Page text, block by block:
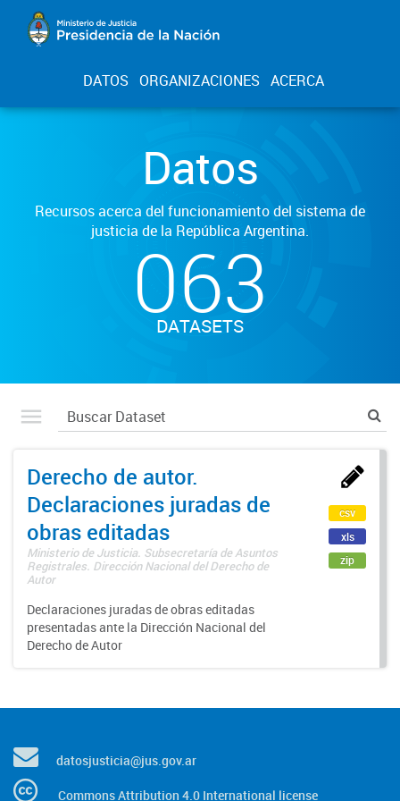
DATOS ORGANIZACIONES ACERCA
Datos
Recursos acerca del funcionamiento del sistema de
justicia de la República Argentina.
063
DATASETS
Derecho de autor.
Declaraciones juradas de
obras editadas
Ministerio de Justicia. Subsecretaría de Asuntos
Registrales. Dirección Nacional del Derecho de
Autor
Declaraciones juradas de obras editadas
presentadas ante la Dirección Nacional del
Derecho de Autor
csv
xls
zip
datosjusticia@jus.gov.ar
Commons Attribution 4.0 International license